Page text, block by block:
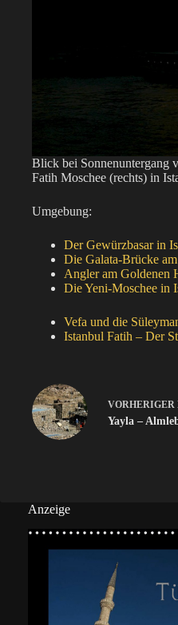
Blick bei Sonnenuntergang
Fatih Moschee (rechts) in
Umgebung:
Der Gewürzbasar in
Die Galata-Brücke
Angler am Goldenen
Die Yeni-Moschee in
Vefa und die
Istanbul Fatih – Der
VORHERIGER
Yayla –
Anzeige